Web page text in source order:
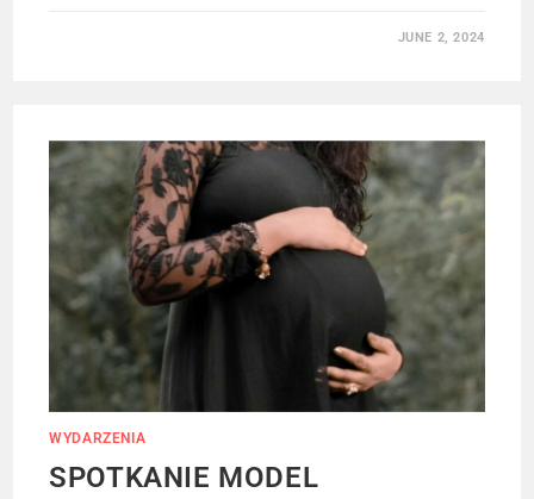
JUNE 2, 2024
WYDARZENIA
SPOTKANIE MODEL